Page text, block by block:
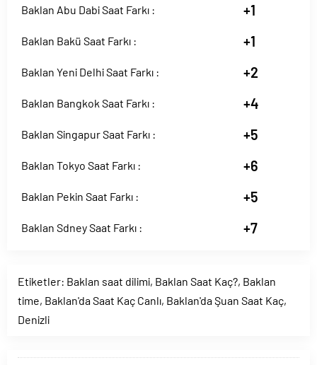
Baklan Abu Dabi Saat Farkı : +1
Baklan Bakü Saat Farkı : +1
Baklan Yeni Delhi Saat Farkı : +2
Baklan Bangkok Saat Farkı : +4
Baklan Singapur Saat Farkı : +5
Baklan Tokyo Saat Farkı : +6
Baklan Pekin Saat Farkı : +5
Baklan Sdney Saat Farkı : +7
Etiketler: Baklan saat dilimi, Baklan Saat Kaç?, Baklan
time, Baklan'da Saat Kaç Canlı, Baklan'da Şuan Saat Kaç,
Denizli